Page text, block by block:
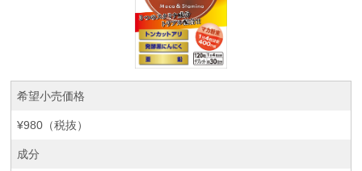
希望小売価格
¥980（税抜）
成分